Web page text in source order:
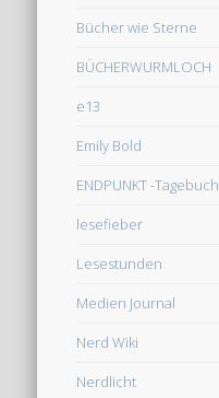
Bücher wie Sterne
BÜCHERWURMLOCH
e13
Emily Bold
ENDPUNKT -Tagebuch
lesefieber
Lesestunden
Medien Journal
Nerd Wiki
Nerdlicht